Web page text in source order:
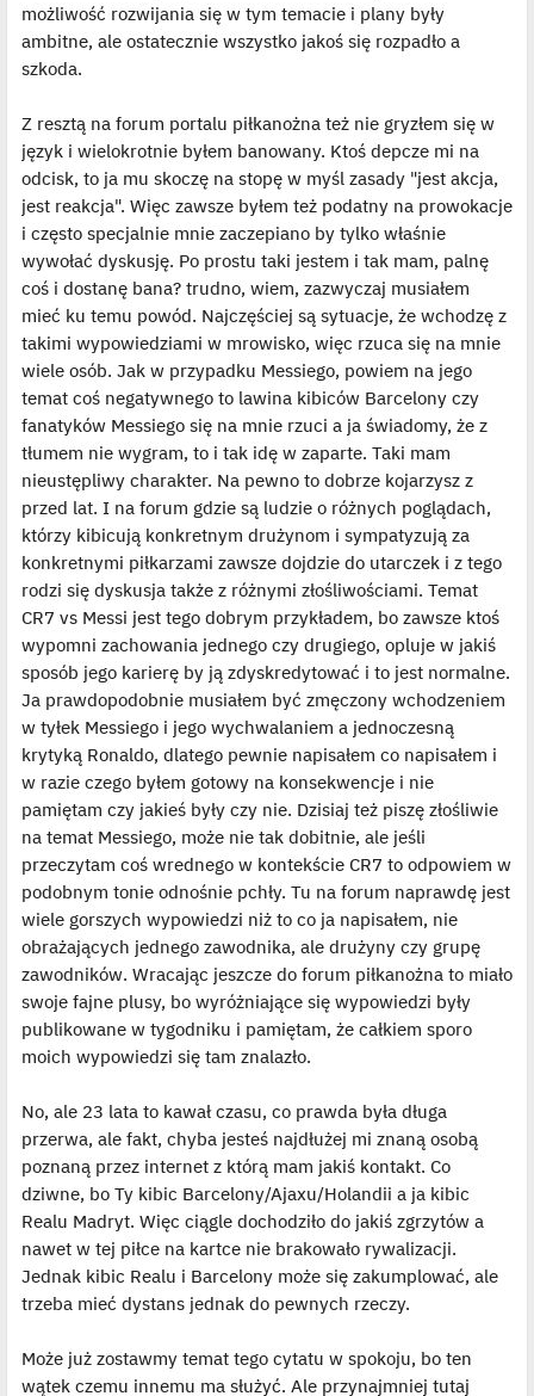
możliwość rozwijania się w tym temacie i plany były
ambitne, ale ostatecznie wszystko jakoś się rozpadło a
szkoda.
Z resztą na forum portalu piłkanożna też nie gryzłem się w
język i wielokrotnie byłem banowany. Ktoś depcze mi na
odcisk, to ja mu skoczę na stopę w myśl zasady "jest akcja,
jest reakcja". Więc zawsze byłem też podatny na prowokacje
i często specjalnie mnie zaczepiano by tylko właśnie
wywołać dyskusję. Po prostu taki jestem i tak mam, palnę
coś i dostanę bana? trudno, wiem, zazwyczaj musiałem
mieć ku temu powód. Najczęściej są sytuacje, że wchodzę z
takimi wypowiedziami w mrowisko, więc rzuca się na mnie
wiele osób. Jak w przypadku Messiego, powiem na jego
temat coś negatywnego to lawina kibiców Barcelony czy
fanatyków Messiego się na mnie rzuci a ja świadomy, że z
tłumem nie wygram, to i tak idę w zaparte. Taki mam
nieustępliwy charakter. Na pewno to dobrze kojarzysz z
przed lat. I na forum gdzie są ludzie o różnych poglądach,
którzy kibicują konkretnym drużynom i sympatyzują za
konkretnymi piłkarzami zawsze dojdzie do utarczek i z tego
rodzi się dyskusja także z różnymi złośliwościami. Temat
CR7 vs Messi jest tego dobrym przykładem, bo zawsze ktoś
wypomni zachowania jednego czy drugiego, opluje w jakiś
sposób jego karierę by ją zdyskredytować i to jest normalne.
Ja prawdopodobnie musiałem być zmęczony wchodzeniem
w tyłek Messiego i jego wychwalaniem a jednoczesną
krytyką Ronaldo, dlatego pewnie napisałem co napisałem i
w razie czego byłem gotowy na konsekwencje i nie
pamiętam czy jakieś były czy nie. Dzisiaj też piszę złośliwie
na temat Messiego, może nie tak dobitnie, ale jeśli
przeczytam coś wrednego w kontekście CR7 to odpowiem w
podobnym tonie odnośnie pchły. Tu na forum naprawdę jest
wiele gorszych wypowiedzi niż to co ja napisałem, nie
obrażających jednego zawodnika, ale drużyny czy grupę
zawodników. Wracając jeszcze do forum piłkanożna to miało
swoje fajne plusy, bo wyróżniające się wypowiedzi były
publikowane w tygodniku i pamiętam, że całkiem sporo
moich wypowiedzi się tam znalazło.
No, ale 23 lata to kawał czasu, co prawda była długa
przerwa, ale fakt, chyba jesteś najdłużej mi znaną osobą
poznaną przez internet z którą mam jakiś kontakt. Co
dziwne, bo Ty kibic Barcelony/Ajaxu/Holandii a ja kibic
Realu Madryt. Więc ciągle dochodziło do jakiś zgrzytów a
nawet w tej piłce na kartce nie brakowało rywalizacji.
Jednak kibic Realu i Barcelony może się zakumplować, ale
trzeba mieć dystans jednak do pewnych rzeczy.
Może już zostawmy temat tego cytatu w spokoju, bo ten
wątek czemu innemu ma służyć. Ale przynajmniej tutaj